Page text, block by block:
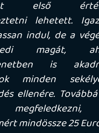
nyeltem be, mint a
konkurencia (már amikor
át az ellenfélen valamiért).
missziók pedig szimplán csak
jelenleg, nem
írták a fejlesztők, hogy
fognak rajtuk a közeljövőben.
Pursuit Specialjét idéző saját
- egész addig, amíg egy autós
után először meg nem kell javítani
kell tölteni a nitróját, és hát
aranyárban mérik. A